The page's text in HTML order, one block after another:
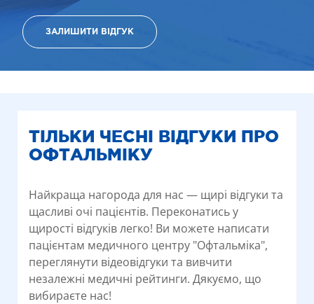
ЗАЛИШИТИ ВІДГУК
ТІЛЬКИ ЧЕСНІ ВІДГУКИ ПРО
ОФТАЛЬМІКУ
Найкраща нагорода для нас — щирі відгуки та
щасливі очі пацієнтів. Переконатись у
щирості відгуків легко! Ви можете написати
пацієнтам медичного центру "Офтальміка",
переглянути відеовідгуки та вивчити
незалежні медичні рейтинги. Дякуємо, що
вибираєте нас!